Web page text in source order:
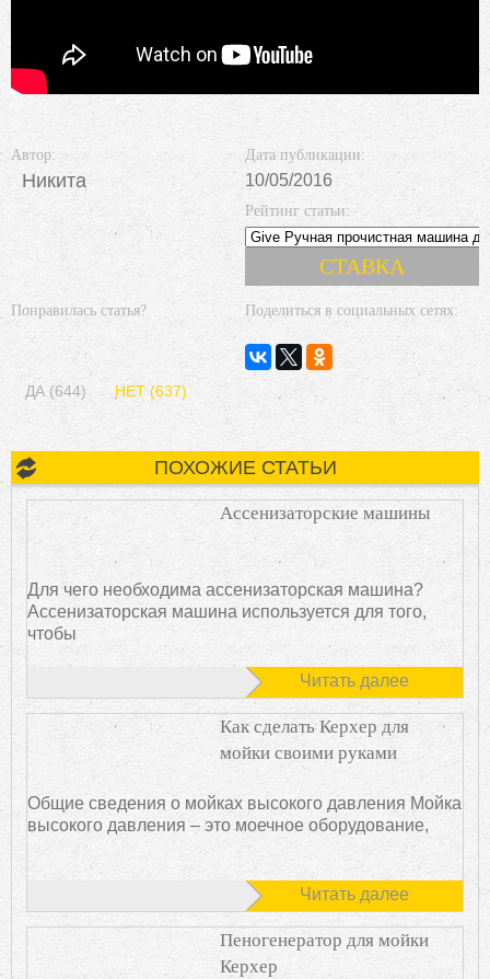
Автор:
Никита
Дата публикации:
10/05/2016
Рейтинг статьи:
Понравилась статья?
ДА (644) НЕТ (637)
Поделиться в социальных сетях:
ПОХОЖИЕ СТАТЬИ
Ассенизаторские машины
Для чего необходима ассенизаторская машина?
Ассенизаторская машина используется для того,
чтобы
Читать далее
Как сделать Керхер для
мойки своими руками
Общие сведения о мойках высокого давления Мойка
высокого давления – это моечное оборудование,
Читать далее
Пеногенератор для мойки
Керхер